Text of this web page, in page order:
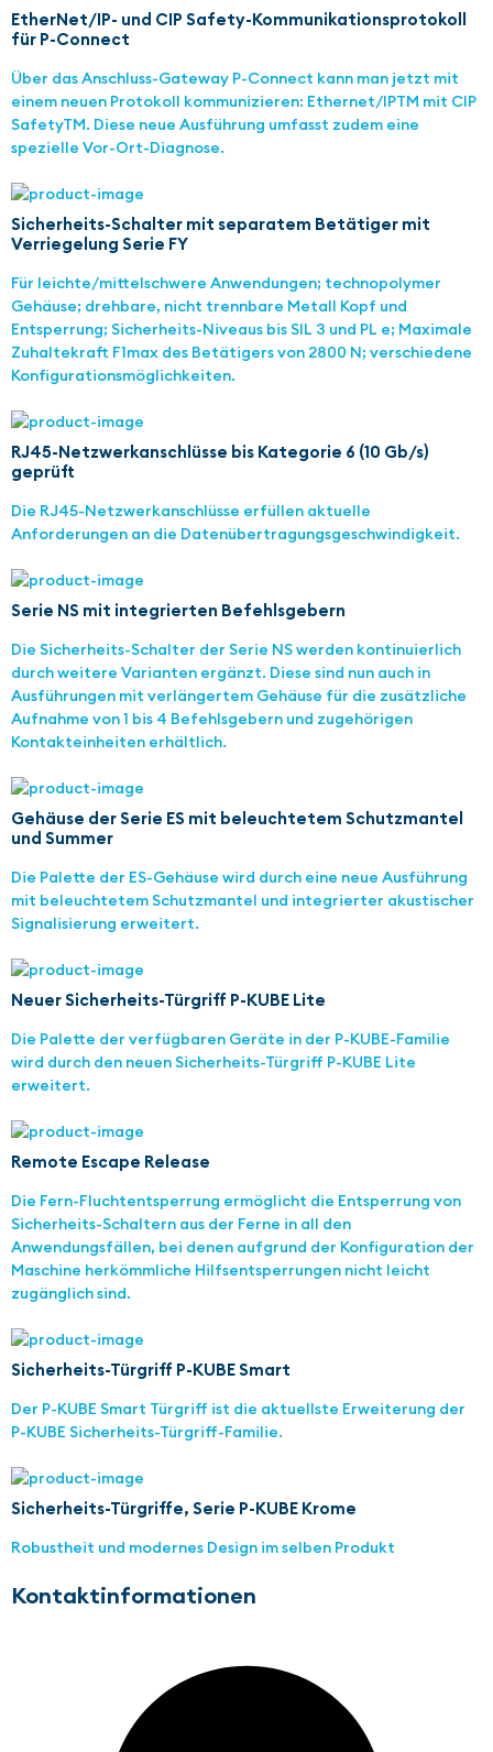
EtherNet/IP- und CIP Safety-Kommunikationsprotokoll
für P-Connect
Über das Anschluss-Gateway P-Connect kann man jetzt mit
einem neuen Protokoll kommunizieren: Ethernet/IPTM mit CIP
SafetyTM. Diese neue Ausführung umfasst zudem eine
spezielle Vor-Ort-Diagnose.
Sicherheits-Schalter mit separatem Betätiger mit
Verriegelung Serie FY
Für leichte/mittelschwere Anwendungen; technopolymer
Gehäuse; drehbare, nicht trennbare Metall Kopf und
Entsperrung; Sicherheits-Niveaus bis SIL 3 und PL e; Maximale
Zuhaltekraft F1max des Betätigers von 2800 N; verschiedene
Konfigurationsmöglichkeiten.
RJ45-Netzwerkanschlüsse bis Kategorie 6 (10 Gb/s)
geprüft
Die RJ45-Netzwerkanschlüsse erfüllen aktuelle
Anforderungen an die Datenübertragungsgeschwindigkeit.
Serie NS mit integrierten Befehlsgebern
Die Sicherheits-Schalter der Serie NS werden kontinuierlich
durch weitere Varianten ergänzt. Diese sind nun auch in
Ausführungen mit verlängertem Gehäuse für die zusätzliche
Aufnahme von 1 bis 4 Befehlsgebern und zugehörigen
Kontakteinheiten erhältlich.
Gehäuse der Serie ES mit beleuchtetem Schutzmantel
und Summer
Die Palette der ES-Gehäuse wird durch eine neue Ausführung
mit beleuchtetem Schutzmantel und integrierter akustischer
Signalisierung erweitert.
Neuer Sicherheits-Türgriff P-KUBE Lite
Die Palette der verfügbaren Geräte in der P-KUBE-Familie
wird durch den neuen Sicherheits-Türgriff P-KUBE Lite
erweitert.
Remote Escape Release
Die Fern-Fluchtentsperrung ermöglicht die Entsperrung von
Sicherheits-Schaltern aus der Ferne in all den
Anwendungsfällen, bei denen aufgrund der Konfiguration der
Maschine herkömmliche Hilfsentsperrungen nicht leicht
zugänglich sind.
Sicherheits-Türgriff P-KUBE Smart
Der P-KUBE Smart Türgriff ist die aktuellste Erweiterung der
P-KUBE Sicherheits-Türgriff-Familie.
Sicherheits-Türgriffe, Serie P-KUBE Krome
Robustheit und modernes Design im selben Produkt
Kontaktinformationen